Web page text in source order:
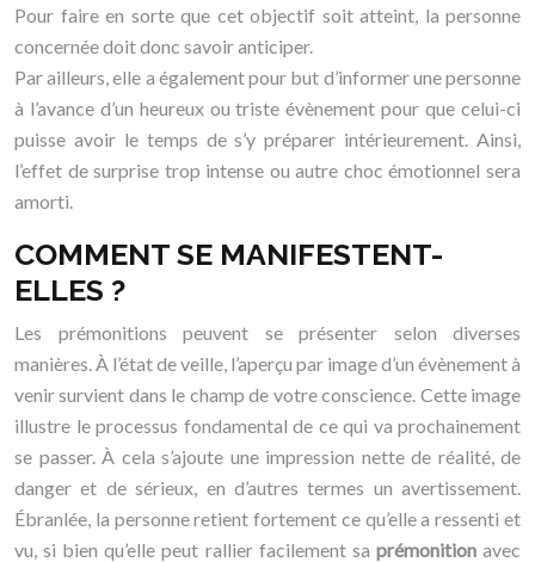
Pour faire en sorte que cet objectif soit atteint, la personne
concernée doit donc savoir anticiper.
Par ailleurs, elle a également pour but d’informer une personne
à l’avance d’un heureux ou triste évènement pour que celui-ci
puisse avoir le temps de s’y préparer intérieurement. Ainsi,
l’effet de surprise trop intense ou autre choc émotionnel sera
amorti.
COMMENT SE MANIFESTENT-
ELLES ?
Les prémonitions peuvent se présenter selon diverses
manières. À l’état de veille, l’aperçu par image d’un évènement à
venir survient dans le champ de votre conscience. Cette image
illustre le processus fondamental de ce qui va prochainement
se passer. À cela s’ajoute une impression nette de réalité, de
danger et de sérieux, en d’autres termes un avertissement.
Ébranlée, la personne retient fortement ce qu’elle a ressenti et
vu, si bien qu’elle peut rallier facilement sa prémonitionavec